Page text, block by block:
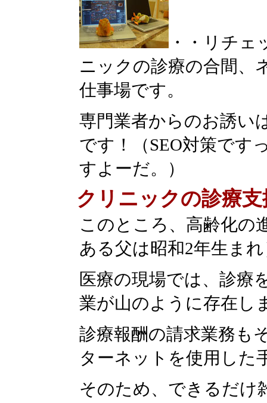
・・リチェ
ニックの診療の合間、
仕事場です。
専門業者からのお誘い
です！（SEO対策です
すよーだ。）
クリニックの診療
このところ、高齢化の
ある父は昭和2年生ま
医療の現場では、診療
業が山のように存在し
診療報酬の請求業務も
ターネットを使用した
そのため、できるだけ